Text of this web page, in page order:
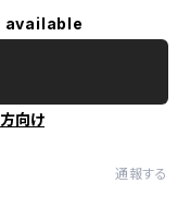
向け
通報する